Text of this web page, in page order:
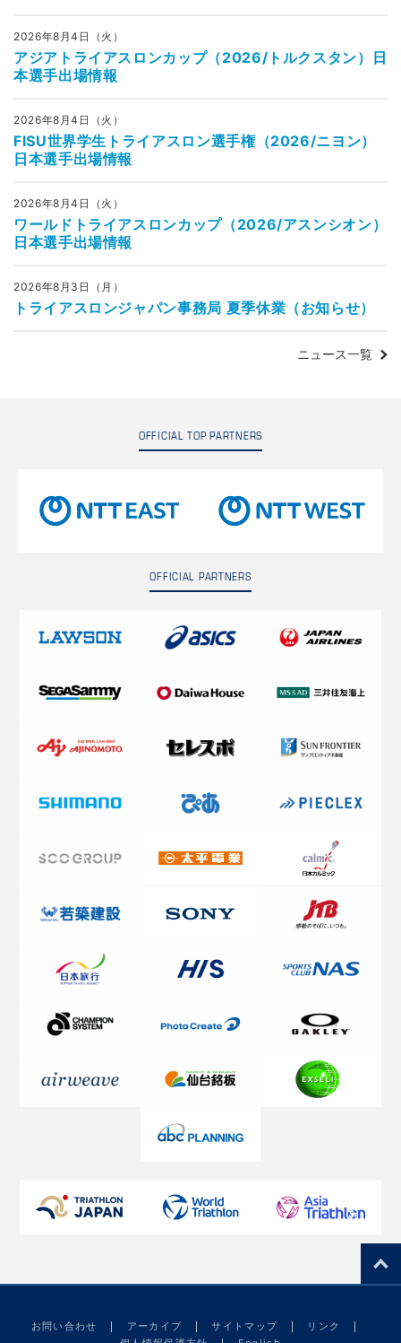
2026年8月4日（火）
アジアトライアスロンカップ（2026/トルクスタン）日
本選手出場情報
2026年8月4日（火）
FISU世界学生トライアスロン選手権（2026/ニヨン）
日本選手出場情報
2026年8月4日（火）
ワールドトライアスロンカップ（2026/アスンシオン）
日本選手出場情報
2026年8月3日（月）
トライアスロンジャパン事務局 夏季休業（お知らせ）
ニュース一覧
OFFICIAL TOP PARTNERS
OFFICIAL PARTNERS
お問い合わせ アーカイブ サイトマップ
リンク